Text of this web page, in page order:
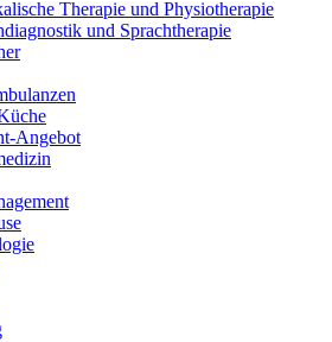
Therapie und Physiotherapie
und Sprachtherapie
Angebot